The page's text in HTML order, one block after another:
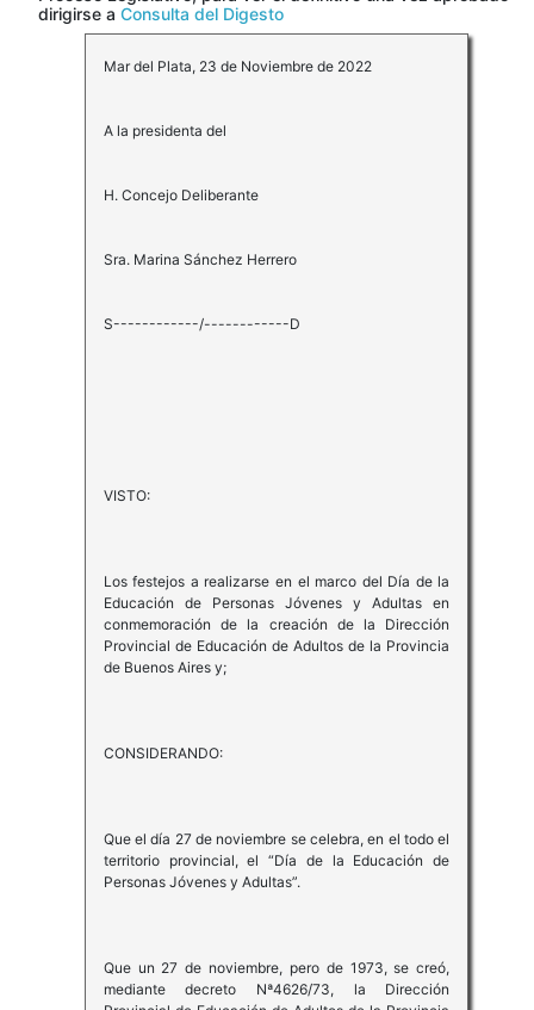
dirigirse a Consulta del Digesto
Mar del Plata, 23 de Noviembre de 2022
A la presidenta del
H. Concejo Deliberante
Sra. Marina Sánchez Herrero
S------------/------------D
VISTO:
Los festejos a realizarse en el marco del Día de la
Educación de Personas Jóvenes y Adultas en
conmemoración de la creación de la Dirección
Provincial de Educación de Adultos de la Provincia
de Buenos Aires y;
CONSIDERANDO:
Que el día 27 de noviembre se celebra, en el todo el
territorio provincial, el “Día de la Educación de
Personas Jóvenes y Adultas”.
Que un 27 de noviembre, pero de 1973, se creó,
mediante decreto Nª4626/73, la Dirección